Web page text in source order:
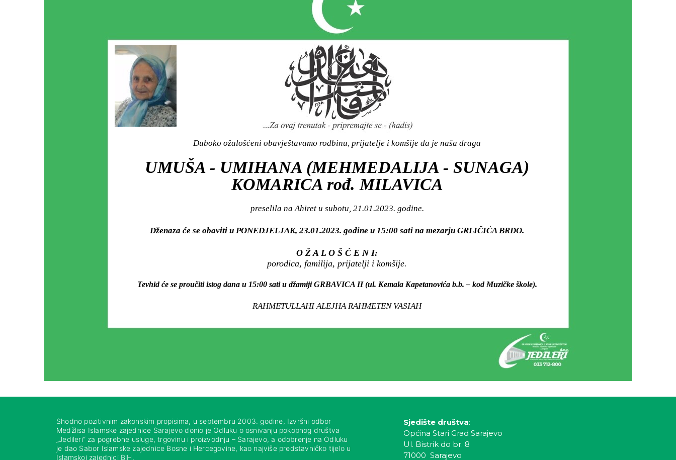
Duboko ožalošćeni obavještavamo rodbinu, prijatelje i komšije da je naša draga
UMUŠA - UMIHANA (MEHMEDALIJA - SUNAGA)
KOMARICA rođ. MILAVICA
preselila na Ahiret u subotu, 21.01.2023. godine.
Dženaza će se obaviti u PONEDJELJAK, 23.01.2023. godine u 15:00 sati na mezarju GRLIČIĆA BRDO.
O Ž A L O Š Ć E N I:
porodica, familija, prijatelji i komšije.
Tevhid će se proučiti istog dana u 15:00 sati u džamiji GRBAVICA II (ul. Kemala Kapetanovića b.b. – kod Muzičke škole).
RAHMETULLAHI ALEJHA RAHMETEN VASIAH
Shodno pozitivnim zakonskim propisima, u septembru 2003. godine, Izvršni odbor
Medžlisa Islamske zajednice Sarajevo donio je Odluku o osnivanju pokopnog društva
„Jedileri“ za pogrebne usluge, trgovinu i proizvodnju – Sarajevo, a odobrenje na Odluku
je dao Sabor Islamske zajednice Bosne i Hercegovine, kao najviše predstavničko tijelo u
Islamskoj zajednici BiH.
Sjedište društva:
Općina Stari Grad Sarajevo
Ul. Bistrik do br. 8
71000 Sarajevo